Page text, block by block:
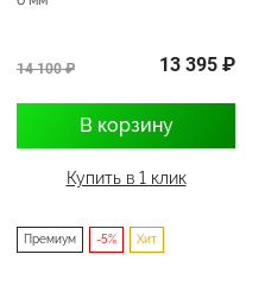
14 100 ₽ 13 395 ₽
В корзину
Купить в 1 клик
Премиум -5% Хит